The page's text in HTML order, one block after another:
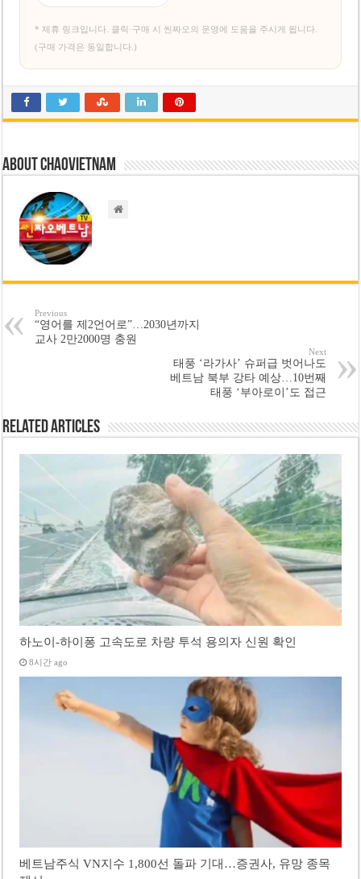
* 제휴 링크입니다. 클릭·구매 시 씬짜오의 운영에 도움을 주시게 됩니다.
(구매 가격은 동일합니다.)
About chaovietnam
Previous
“영어를 제2언어로”…2030년까지
교사 2만2000명 충원
Next
태풍 ‘라가사’ 슈퍼급 벗어나도
베트남 북부 강타 예상…10번째
태풍 ‘부아로이’도 접근
Related Articles
하노이-하이퐁 고속도로 차량 투석 용의자 신원 확인
8시간 ago
베트남주식 VN지수 1,800선 돌파 기대…증권사, 유망 종목